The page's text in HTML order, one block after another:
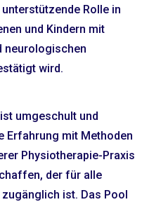
Rolle in
und Kindern mit
neurologischen
wird.
umgeschult und
Erfahrung mit Methoden
Physiotherapie-Praxis
der für alle
ist. Das Pool